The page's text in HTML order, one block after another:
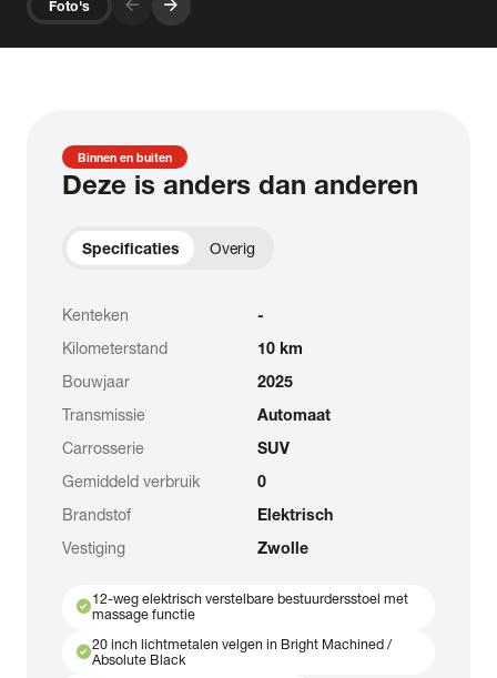
Foto's arrow_forward arrow_forward
Binnen en buiten
Deze is anders dan anderen
Specificaties Overig
Kenteken
-
Kilometerstand
10 km
Bouwjaar
2025
Transmissie
Automaat
Carrosserie
SUV
Gemiddeld verbruik
0
Brandstof
Elektrisch
Vestiging
Zwolle
check_circle12-weg elektrisch verstelbare bestuurdersstoel met
massage functie
check_circle20 inch lichtmetalen velgen in Bright Machined /
Absolute Black